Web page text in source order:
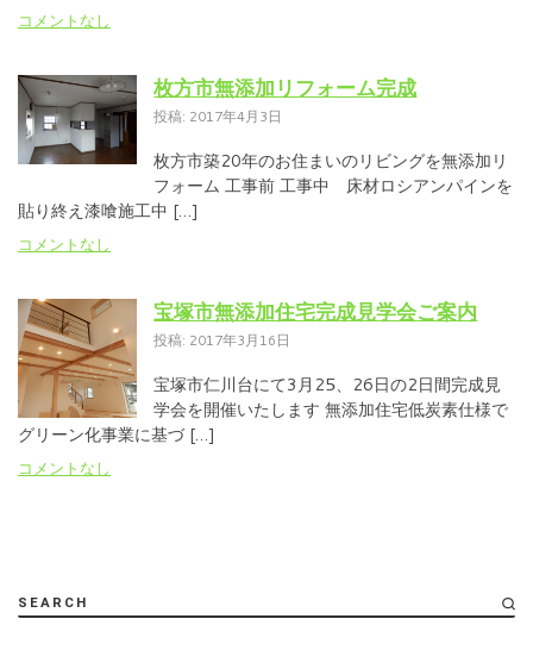
コメントなし
枚方市無添加リフォーム完成
投稿: 2017年4月3日
枚方市築20年のお住まいのリビングを無添加リ
フォーム 工事前 工事中 床材ロシアンパインを
貼り終え漆喰施工中 […]
コメントなし
宝塚市無添加住宅完成見学会ご案内
投稿: 2017年3月16日
宝塚市仁川台にて3月25、26日の2日間完成見
学会を開催いたします 無添加住宅低炭素仕様で
グリーン化事業に基づ […]
コメントなし
SEARCH